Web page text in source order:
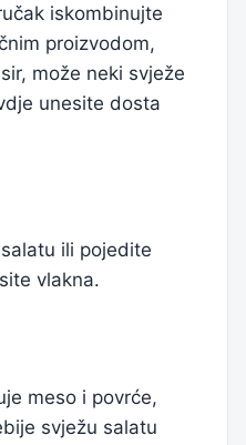
iskombinujte
proizvodom,
može neki svježe
unesite dosta
ili pojedite
vlakna.
meso i povrće,
svježu salatu